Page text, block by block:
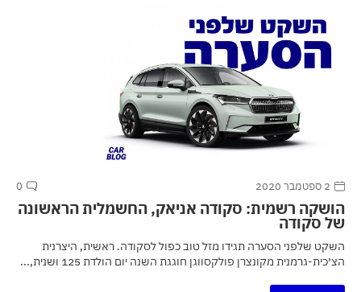
2 ספטמבר 2020 0
הושקה רשמית: סקודה אניאק, החשמלית הראשונה
של סקודה
השקט שלפני הסערה תגידו מזל טוב כפול לסקודה. ראשית, היצרנית
הצ׳כית-גרמנית מקונצרן פולקסווגן חוגגת השנה יום הולדת 125 ושנית,...